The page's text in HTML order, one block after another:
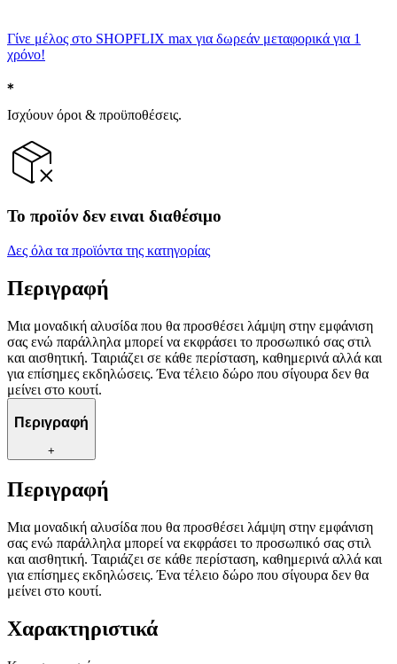
Γίνε μέλος στο SHOPFLIX max για δωρεάν μεταφορικά για 1
χρόνο!
Ισχύουν όροι & προϋποθέσεις.
Το προϊόν δεν ειναι διαθέσιμο
Δες όλα τα προϊόντα της κατηγορίας
Περιγραφή
Μια μοναδική αλυσίδα που θα προσθέσει λάμψη στην εμφάνιση
σας ενώ παράλληλα μπορεί να εκφράσει το προσωπικό σας στιλ
και αισθητική. Ταιριάζει σε κάθε περίσταση, καθημερινά αλλά και
για επίσημες εκδηλώσεις. Ένα τέλειο δώρο που σίγουρα δεν θα
μείνει στο κουτί.
Περιγραφή
+
Περιγραφή
Μια μοναδική αλυσίδα που θα προσθέσει λάμψη στην εμφάνιση
σας ενώ παράλληλα μπορεί να εκφράσει το προσωπικό σας στιλ
και αισθητική. Ταιριάζει σε κάθε περίσταση, καθημερινά αλλά και
για επίσημες εκδηλώσεις. Ένα τέλειο δώρο που σίγουρα δεν θα
μείνει στο κουτί.
Χαρακτηριστικά